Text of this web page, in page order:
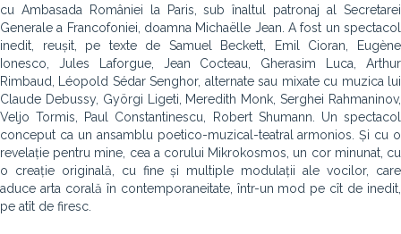
cu Ambasada României la Paris, sub înaltul patronaj al Secretarei
Generale a Francofoniei, doamna Michaëlle Jean. A fost un spectacol
inedit, reușit, pe texte de Samuel Beckett, Emil Cioran, Eugène
Ionesco, Jules Laforgue, Jean Cocteau, Gherasim Luca, Arthur
Rimbaud, Léopold Sédar Senghor, alternate sau mixa­te cu muzica lui
Claude Debussy, Györgi Ligeti, Meredith Monk, Serghei Rahmaninov,
Veljo Tormis, Paul Constantinescu, Robert Shumann. Un spectacol
conceput ca un ansamblu poetico-muzical-teatral armonios. Și cu o
revelație pentru mine, cea a corului Mikrokosmos, un cor minunat, cu
o creație originală, cu fine și multiple modulații ale vocilor, care
aduce arta corală în contemporaneitate, într-un mod pe cît de inedit,
pe atît de firesc.